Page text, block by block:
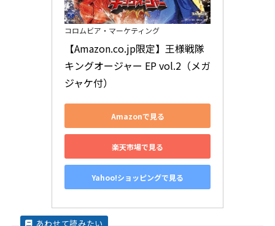
コロムビア・マーケティング
【Amazon.co.jp限定】王様戦隊
キングオージャー EP vol.2（メガ
ジャケ付）
Amazonで見る
楽天市場で見る
Yahoo!ショッピングで見る